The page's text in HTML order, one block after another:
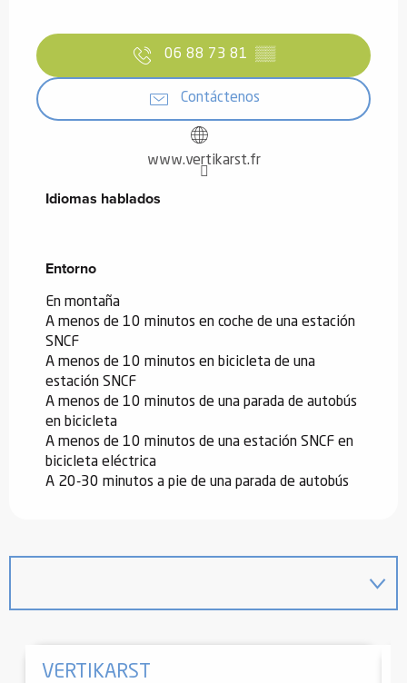
06 88 73 81 ▒▒
Contáctenos
www.vertikarst.fr
Idiomas hablados
Idiomas hablados
Entorno
Entorno
En montaña
A menos de 10 minutos en coche de una estación
SNCF
A menos de 10 minutos en bicicleta de una
estación SNCF
A menos de 10 minutos de una parada de autobús
en bicicleta
A menos de 10 minutos de una estación SNCF en
bicicleta eléctrica
A 20-30 minutos a pie de una parada de autobús
VERTIKARST